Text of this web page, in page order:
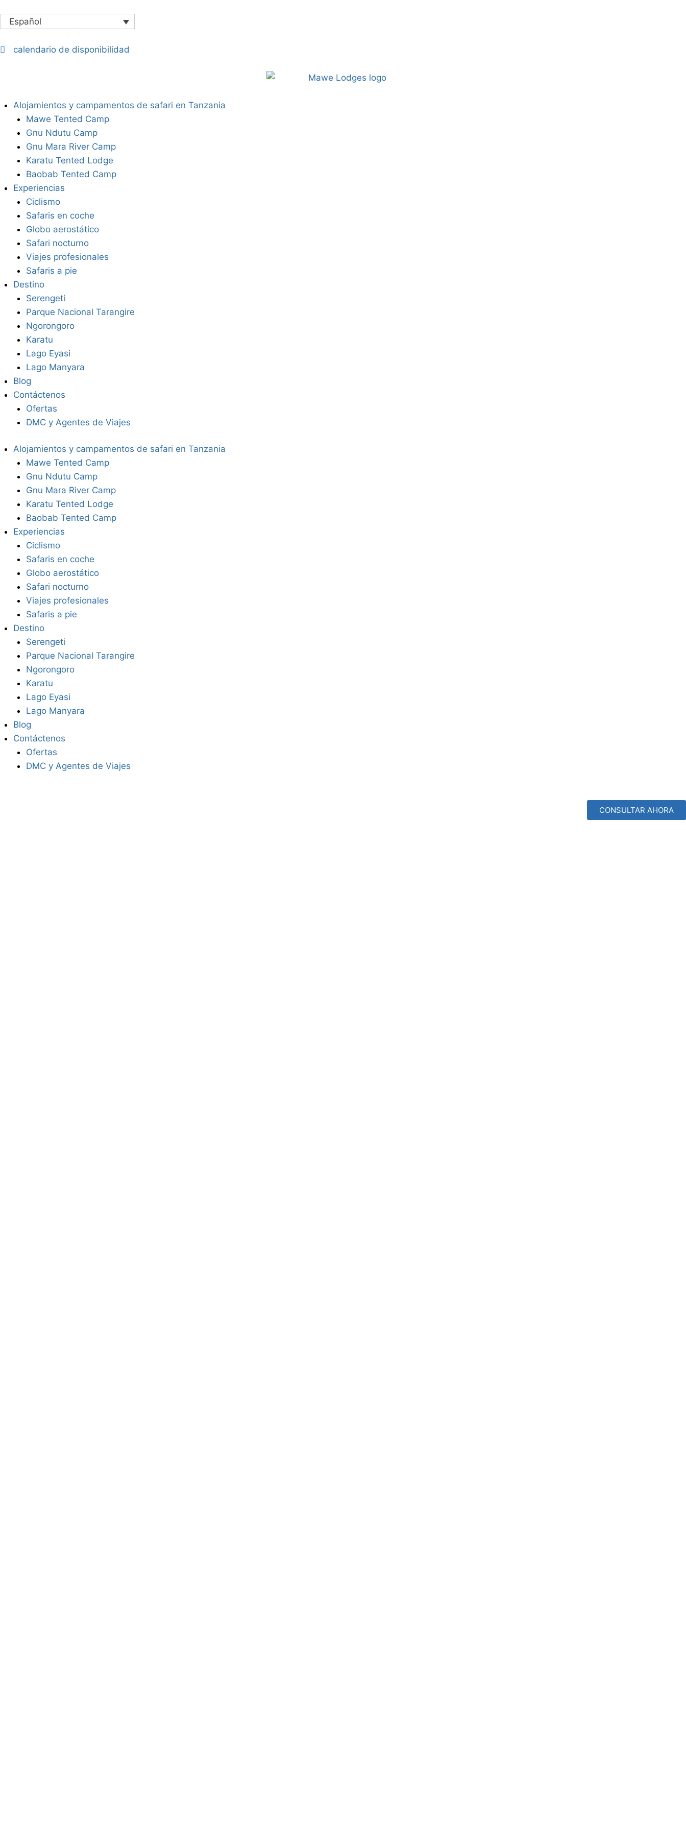
Español
calendario de disponibilidad
Alojamientos y campamentos de safari en Tanzania
Mawe Tented Camp
Gnu Ndutu Camp
Gnu Mara River Camp
Karatu Tented Lodge
Baobab Tented Camp
Experiencias
Ciclismo
Safaris en coche
Globo aerostático
Safari nocturno
Viajes profesionales
Safaris a pie
Destino
Serengeti
Parque Nacional Tarangire
Ngorongoro
Karatu
Lago Eyasi
Lago Manyara
Blog
Contáctenos
Ofertas
DMC y Agentes de Viajes
Alojamientos y campamentos de safari en Tanzania
Mawe Tented Camp
Gnu Ndutu Camp
Gnu Mara River Camp
Karatu Tented Lodge
Baobab Tented Camp
Experiencias
Ciclismo
Safaris en coche
Globo aerostático
Safari nocturno
Viajes profesionales
Safaris a pie
Destino
Serengeti
Parque Nacional Tarangire
Ngorongoro
Karatu
Lago Eyasi
Lago Manyara
Blog
Contáctenos
Ofertas
DMC y Agentes de Viajes
CONSULTAR AHORA